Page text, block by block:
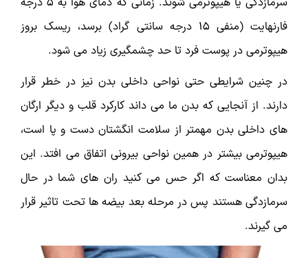
فارنهایت (منفی ۱۵ درجه سانتی گراد) برسد، ریسک بروز
هیپوترمی در پوست فرد تا حد چشمگیری زیاد می شود.
در چنین شرایطی حتی نواحی داخلی بدن نیز در خطر قرار
دارند. از آنجایی که بدن ما می داند کارکرد قلب و دیگر ارگان
های داخلی بدن مهمتر از سلامت انگشتان دست و پا است،
هیپوترمی بیشتر در همین نواحی بیرونی اتفاق می افتد. این
بدان معناست که اگر حس می کنید ران های شما در حال
سرمازدگی هستند پس در مرحله بعد بیضه ها تحت تاثیر قرار
می گیرند.